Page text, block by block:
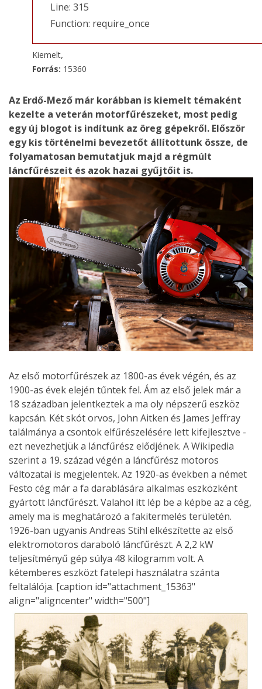
Line: 315
Function: require_once
Kiemelt,
Forrás: 15360
Az Erdő-Mező már korábban is kiemelt témaként
kezelte a veterán motorfűrészeket, most pedig
egy új blogot is indítunk az öreg gépekről. Először
egy kis történelmi bevezetőt állítottunk össze, de
folyamatosan bemutatjuk majd a régmúlt
láncfűrészeit és azok hazai gyűjtőit is.
Az első motorfűrészek az 1800-as évek végén, és az
1900-as évek elején tűntek fel. Ám az első jelek már a
18 században jelentkeztek a ma oly népszerű eszköz
kapcsán. Két skót orvos, John Aitken és James Jeffray
találmánya a csontok elfűrészelésére lett kifejlesztve -
ezt nevezhetjük a láncfűrész elődjének. A Wikipedia
szerint a 19. század végén a láncfűrész motoros
változatai is megjelentek. Az 1920-as években a német
Festo cég már a fa darablására alkalmas eszközként
gyártott láncfűrészt. Valahol itt lép be a képbe az a cég,
amely ma is meghatározó a fakitermelés területén.
1926-ban ugyanis Andreas Stihl elkészítette az első
elektromotoros daraboló láncfűrészt. A 2,2 kW
teljesítményű gép súlya 48 kilogramm volt. A
kétemberes eszközt fatelepi használatra szánta
feltalálója. [caption id="attachment_15363"
align="aligncenter" width="500"]